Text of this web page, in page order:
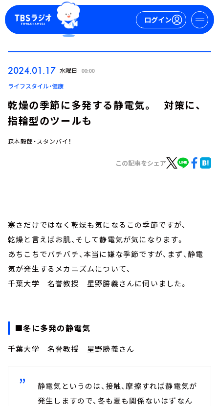
ログイン
ログイン
お知らせ
イベント・グッズ
YouTube
会社情報
2024.01.17 水曜日 00:00
ライフスタイル・健康
乾燥の季節に多発する静電気。 対策に、
指輪型のツールも
森本毅郎・スタンバイ！
この記事をシェア
寒さだけではなく乾燥も気になるこの季節ですが、
乾燥と言えばお肌、そして静電気が気になります。
あちこちでバチバチ、本当に嫌な季節ですが、まず、静電
気が発生するメカニズムについて、
千葉大学 名誉教授 星野勝義さんに伺いました。
■冬に多発の静電気
千葉大学 名誉教授 星野勝義さん
静電気というのは、接触、摩擦すれば静電気が
発生しますので、冬も夏も関係ないはずなん